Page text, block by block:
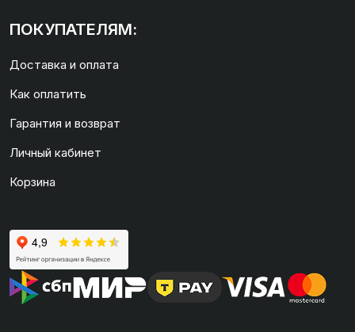
ПОКУПАТЕЛЯМ:
Доставка и оплата
Как оплатить
Гарантия и возврат
Личный кабинет
Корзина